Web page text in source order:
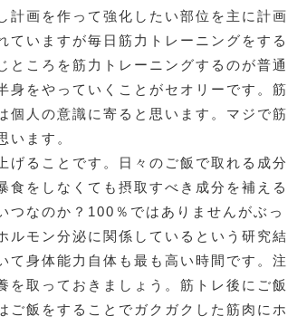
計画を作って強化したい部位を主に計画
ていますが毎日筋力トレーニングをする
ころを筋力トレーニングするのが普通
身をやっていくことがセオリーです。筋
個人の意識に寄ると思います。マジで筋
います。
げることです。日々のご飯で取れる成分
食をしなくても摂取すべき成分を補える
つなのか？100％ではありませんがぶっ
ルモン分泌に関係しているという研究結
て身体能力自体も最も高い時間です。注
取っておきましょう。筋トレ後にご飯
ご飯をすることでガクガクした筋肉にホ